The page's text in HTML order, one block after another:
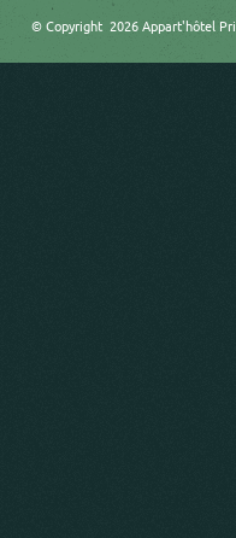
© Copyright 2026 Appart'hôtel